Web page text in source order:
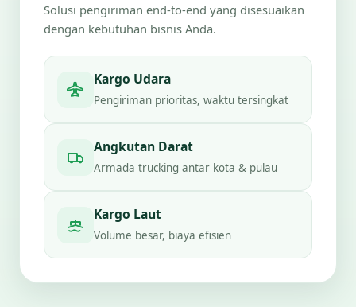
Solusi pengiriman end-to-end yang disesuaikan
dengan kebutuhan bisnis Anda.
Kargo Udara
Pengiriman prioritas, waktu tersingkat
Angkutan Darat
Armada trucking antar kota & pulau
Kargo Laut
Volume besar, biaya efisien